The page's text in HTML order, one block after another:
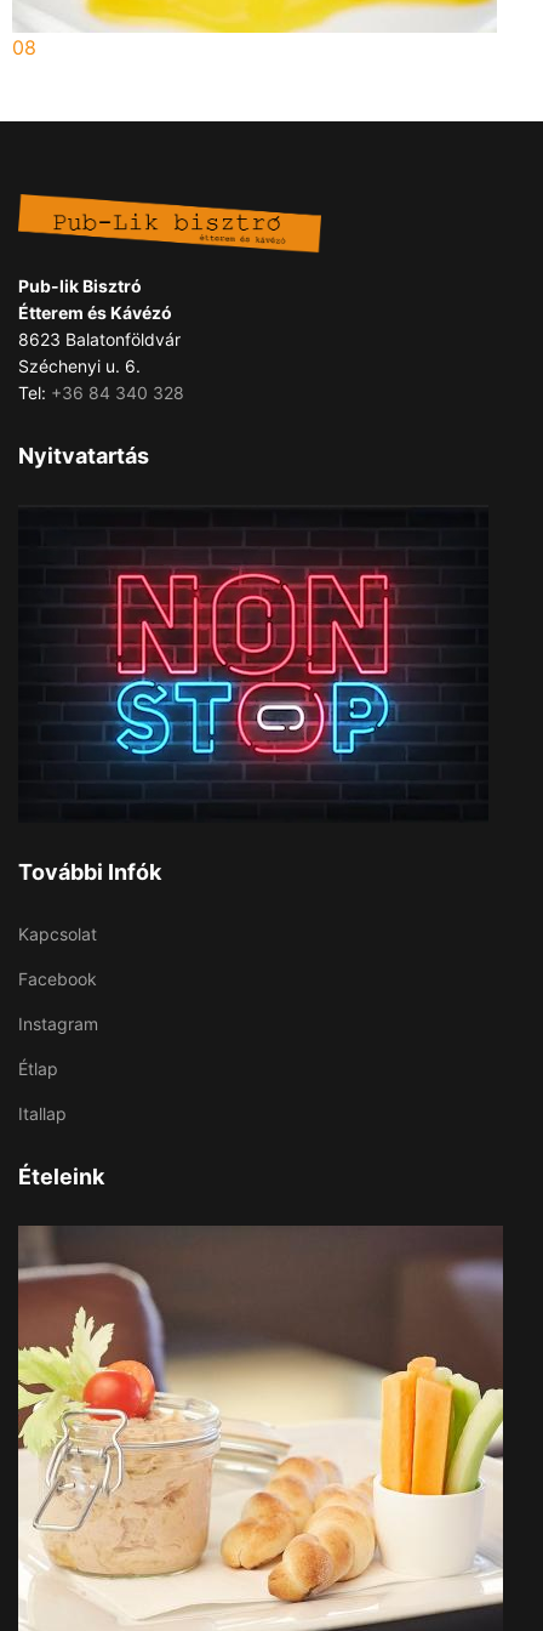
08
Pub-lik Bisztró
Étterem és Kávézó
8623 Balatonföldvár
Széchenyi u. 6.
Tel: +36 84 340 328
Nyitvatartás
További Infók
Kapcsolat
Facebook
Instagram
Étlap
Itallap
Ételeink